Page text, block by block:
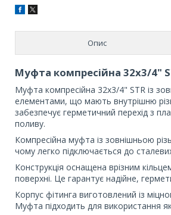
Опис
Муфта компресійна 32х3/4"
Муфта компресійна 32х3/4" STR із
елементами, що мають внутрішню
забезпечує герметичний перехід з
поливу.
Компресійна муфта із зовнішньою
чому легко підключається до
Конструкція оснащена врізним
поверхні. Це гарантує надійне,
Корпус фітинга виготовлений із
Муфта підходить для використання